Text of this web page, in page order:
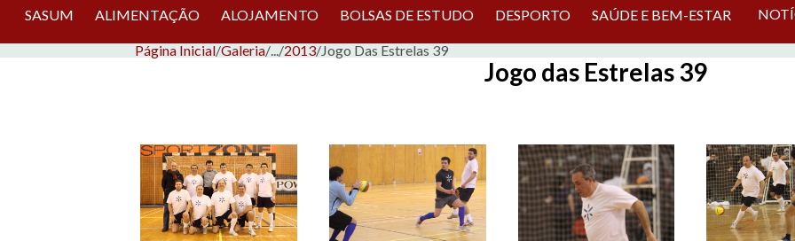
SASUM ALIMENTAÇÃO ALOJAMENTO BOLSAS DE ESTUDO DESPORTO SAÚDE E BEM-ESTAR
Página Inicial/Galeria/.../2013/Jogo Das Estrelas 39
Jogo das Estrelas 39